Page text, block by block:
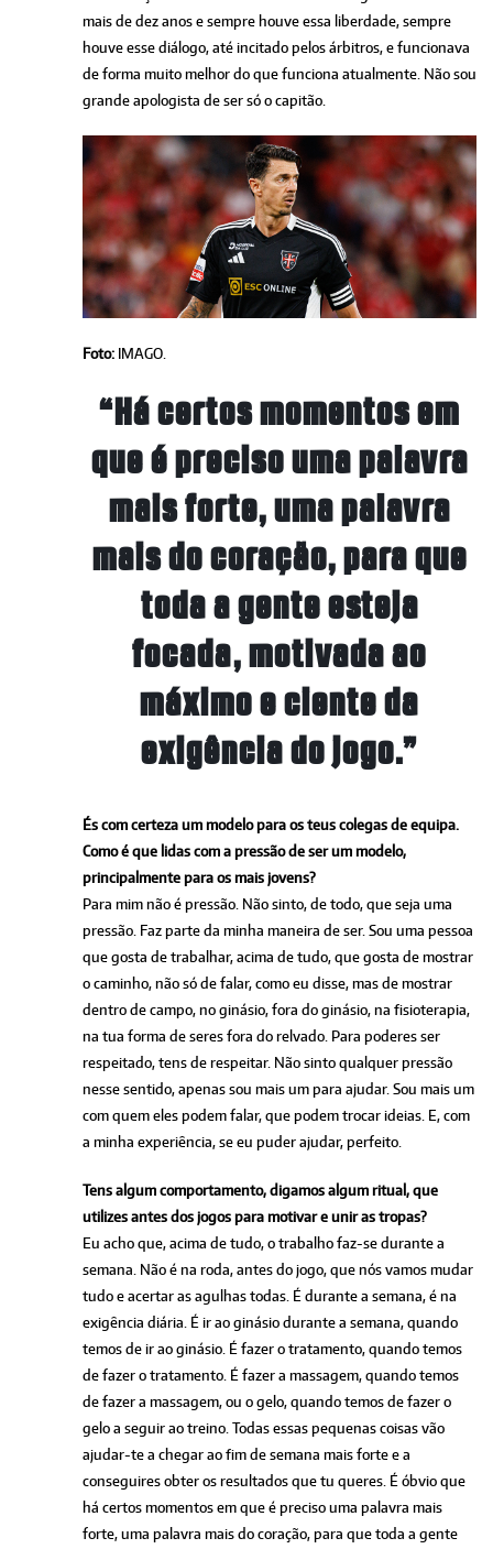
mais de dez anos e sempre houve essa liberdade, sempre
houve esse diálogo, até incitado pelos árbitros, e funcionava
de forma muito melhor do que funciona atualmente. Não sou
grande apologista de ser só o capitão.
Foto: IMAGO.
“Há certos momentos em
que é preciso uma palavra
mais forte, uma palavra
mais do coração, para que
toda a gente esteja
focada, motivada ao
máximo e ciente da
exigência do jogo.”
És com certeza um modelo para os teus colegas de equipa.
Como é que lidas com a pressão de ser um modelo,
principalmente para os mais jovens?
Para mim não é pressão. Não sinto, de todo, que seja uma
pressão. Faz parte da minha maneira de ser. Sou uma pessoa
que gosta de trabalhar, acima de tudo, que gosta de mostrar
o caminho, não só de falar, como eu disse, mas de mostrar
dentro de campo, no ginásio, fora do ginásio, na fisioterapia,
na tua forma de seres fora do relvado. Para poderes ser
respeitado, tens de respeitar. Não sinto qualquer pressão
nesse sentido, apenas sou mais um para ajudar. Sou mais um
com quem eles podem falar, que podem trocar ideias. E, com
a minha experiência, se eu puder ajudar, perfeito.
Tens algum comportamento, digamos algum ritual, que
utilizes antes dos jogos para motivar e unir as tropas?
Eu acho que, acima de tudo, o trabalho faz-se durante a
semana. Não é na roda, antes do jogo, que nós vamos mudar
tudo e acertar as agulhas todas. É durante a semana, é na
exigência diária. É ir ao ginásio durante a semana, quando
temos de ir ao ginásio. É fazer o tratamento, quando temos
de fazer o tratamento. É fazer a massagem, quando temos
de fazer a massagem, ou o gelo, quando temos de fazer o
gelo a seguir ao treino. Todas essas pequenas coisas vão
ajudar-te a chegar ao fim de semana mais forte e a
conseguires obter os resultados que tu queres. É óbvio que
há certos momentos em que é preciso uma palavra mais
forte, uma palavra mais do coração, para que toda a gente